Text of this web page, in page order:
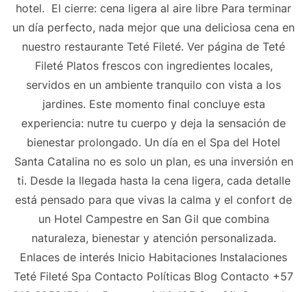
hotel. El cierre: cena ligera al aire libre Para terminar
un día perfecto, nada mejor que una deliciosa cena en
nuestro restaurante Teté Fileté. Ver página de Teté
Fileté Platos frescos con ingredientes locales,
servidos en un ambiente tranquilo con vista a los
jardines. Este momento final concluye esta
experiencia: nutre tu cuerpo y deja la sensación de
bienestar prolongado. Un día en el Spa del Hotel
Santa Catalina no es solo un plan, es una inversión en
ti. Desde la llegada hasta la cena ligera, cada detalle
está pensado para que vivas la calma y el confort de
un Hotel Campestre en San Gil que combina
naturaleza, bienestar y atención personalizada.
Enlaces de interés Inicio Habitaciones Instalaciones
Teté Fileté Spa Contacto Políticas Blog Contacto +57